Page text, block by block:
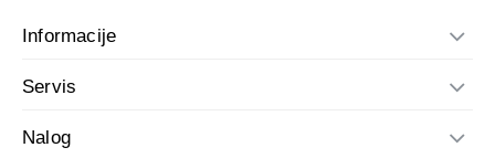
Informacije
Servis
Nalog